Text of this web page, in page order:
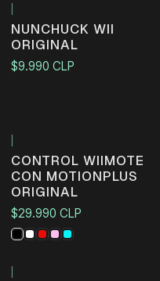
NUNCHUCK WII
ORIGINAL
$9.990 CLP
CONTROL WIIMOTE
CON MOTIONPLUS
ORIGINAL
$29.990 CLP